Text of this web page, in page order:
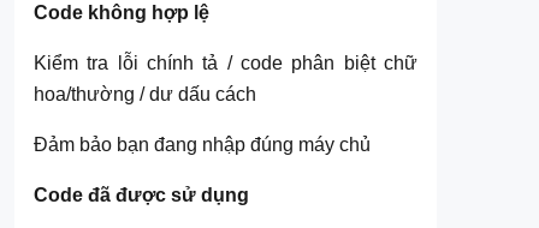
Code không hợp lệ
Kiểm tra lỗi chính tả / code phân biệt chữ
hoa/thường / dư dấu cách
Đảm bảo bạn đang nhập đúng máy chủ
Code đã được sử dụng